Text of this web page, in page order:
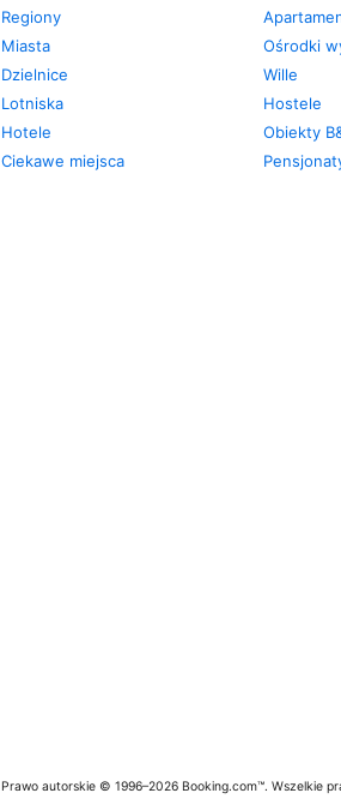
Regiony
Miasta
Dzielnice
Lotniska
Hotele
Ciekawe miejsca
Ośrodki
Wille
Hostele
Obiekty
Prawo autorskie © 1996–2026 Booking.com™. Wszelkie